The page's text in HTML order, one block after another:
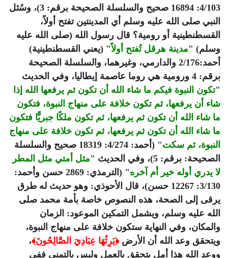
4/103: 16894 صحيح والسلسلة الصحيحة برقم: 3)، وسُئل
النبي صلى الله عليه وسلم أي المدينتين تفتح أولاً،
القسطنطينية أو رومية؟ قال رسول الله (صلى الله عليه
وسلم) "مدينة هرقل تُفتح أولاً" (يعني القسطنطينية)
أحمد:2/176 والدارمي، وغيرهما، والسلسلة الصحيحة
برقم: 4 ورومية هي روما عاصمة إيطاليا، وفي الحديث
"تكون النبوة فيكم ما شاء الله أن تكون ثم يرفعها الله إذا
شاء أن يرفعها، ثم تكون خلافة على منهاج النبوة، فتكون
ما شاء الله أن تكون ثم يرفعها، ثم تكون ملكًا جبريًّا فتكون
ما شاء الله أن تكون ثم يرفعها، ثم تكون خلافة على منهاج
النبوة، ثم سكت
" (أحمد: 4/274: 18319 صحيح والسلسلة
الصحيحة: برقم: 5)، وفي الحديث "
مثل أمتي مثل المطر
لا يدري أوله خير أم آخره
" (الترمذي: 2869 حسن وأحمد:
3/130: 12267 حسن)، قال الأحوذي: وهو حديث له طرق
يرقى إلى الصحة، هذه النصوص خاصة بأمة محمد صلى
الله عليه وسلم، ويشمل التمكين الموعود: الزمان
والمكان، وفي النهاية ستكون خلافة على منهاج النبوة،
ويتحقق وعد الله أن الأرض﴿يَرِثُهَا عِبَادِيَ الصَّالِحُونَ﴾،
ووعد الله هذا أمل يتحقق بالعمل وليس بالتمني ففي